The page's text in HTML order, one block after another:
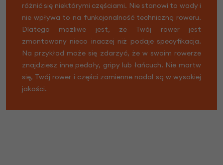
różnić się niektórymi częściami. Nie stanowi to wady i
nie wpływa to na funkcjonalność techniczną roweru.
Dlatego możliwe jest, że Twój rower jest
zmontowany nieco inaczej niż podaje specyfikacja.
Na przykład może się zdarzyć, że w swoim rowerze
znajdziesz inne pedały, gripy lub łańcuch. Nie martw
się, Twój rower i części zamienne nadal są w wysokiej
jakości.